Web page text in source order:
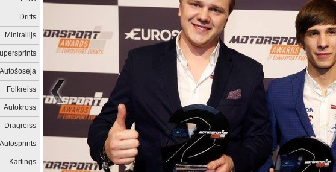
Drifts
Minirallijs
Autošoseja
Folkreiss
Autokross
Dragreiss
Autosprints
Kartings